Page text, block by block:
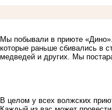
Мы побывали в приюте
которые раньше сбивались в
медведей и других. Мы
В целом у всех волжских